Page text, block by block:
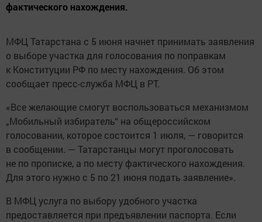
фактического нахождения.
МФЦ Татарстана с 5 июня начнет принимать заявления
о выборе участка для голосования по поправкам
к Конституции РФ по месту нахождения. Об этом
сообщает пресс-служба МФЦ в РТ.
«Все желающие смогут воспользоваться механизмом
„Мобильный избиратель“ на общероссийском
голосовании, которое состоится 1 июля, — говорится
в сообщении. — Татарстанцы могут проголосовать
не по прописке, а по месту фактического нахождения.
Для этого нужно с 5 по 21 июня подать заявление».
В МФЦ услуга по выбору удобного участка
предоставляется при предъявлении паспорта. Если